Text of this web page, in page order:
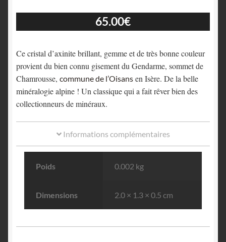
65.00€
Ce cristal d’axinite brillant, gemme et de très bonne couleur
provient du bien connu gisement du Gendarme, sommet de
Chamrousse, commune de l’Oisans en Isère. De la belle
minéralogie alpine ! Un classique qui a fait rêver bien des
collectionneurs de minéraux.
Informations complémentaires
Poids 0.002 kg
Dimensions 2.0 × 1.3 × 0.5 cm